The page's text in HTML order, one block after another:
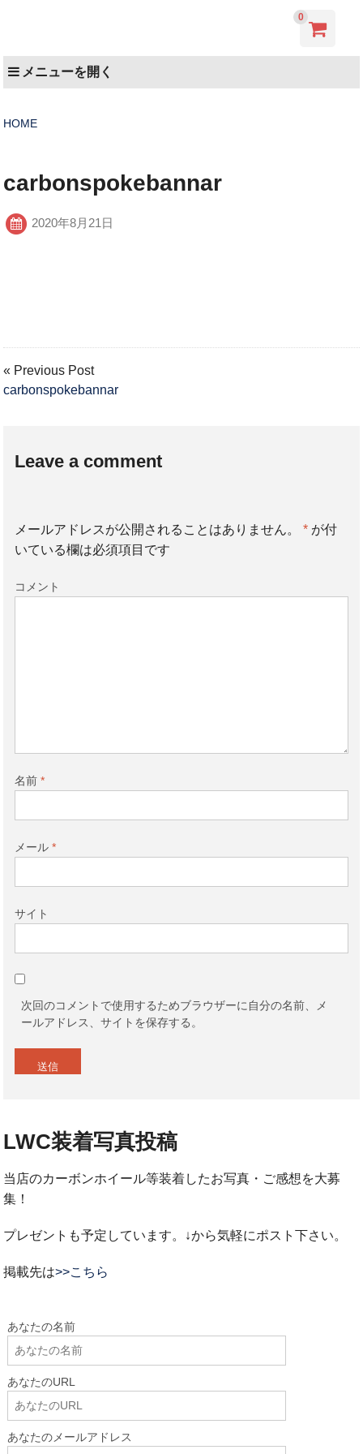
0
メニューを開く
HOME
carbonspokebannar
2020年8月21日
« Previous Post
carbonspokebannar
Leave a comment
メールアドレスが公開されることはありません。 *が付
いている欄は必須項目です
コメント
名前 *
メール *
サイト
次回のコメントで使用するためブラウザーに自分の名前、メ
ールアドレス、サイトを保存する。
LWC装着写真投稿
当店のカーボンホイール等装着したお写真・ご感想を大募
集！
プレゼントも予定しています。↓から気軽にポスト下さい。
掲載先は>>こちら
あなたの名前
あなたのURL
あなたのメールアドレス